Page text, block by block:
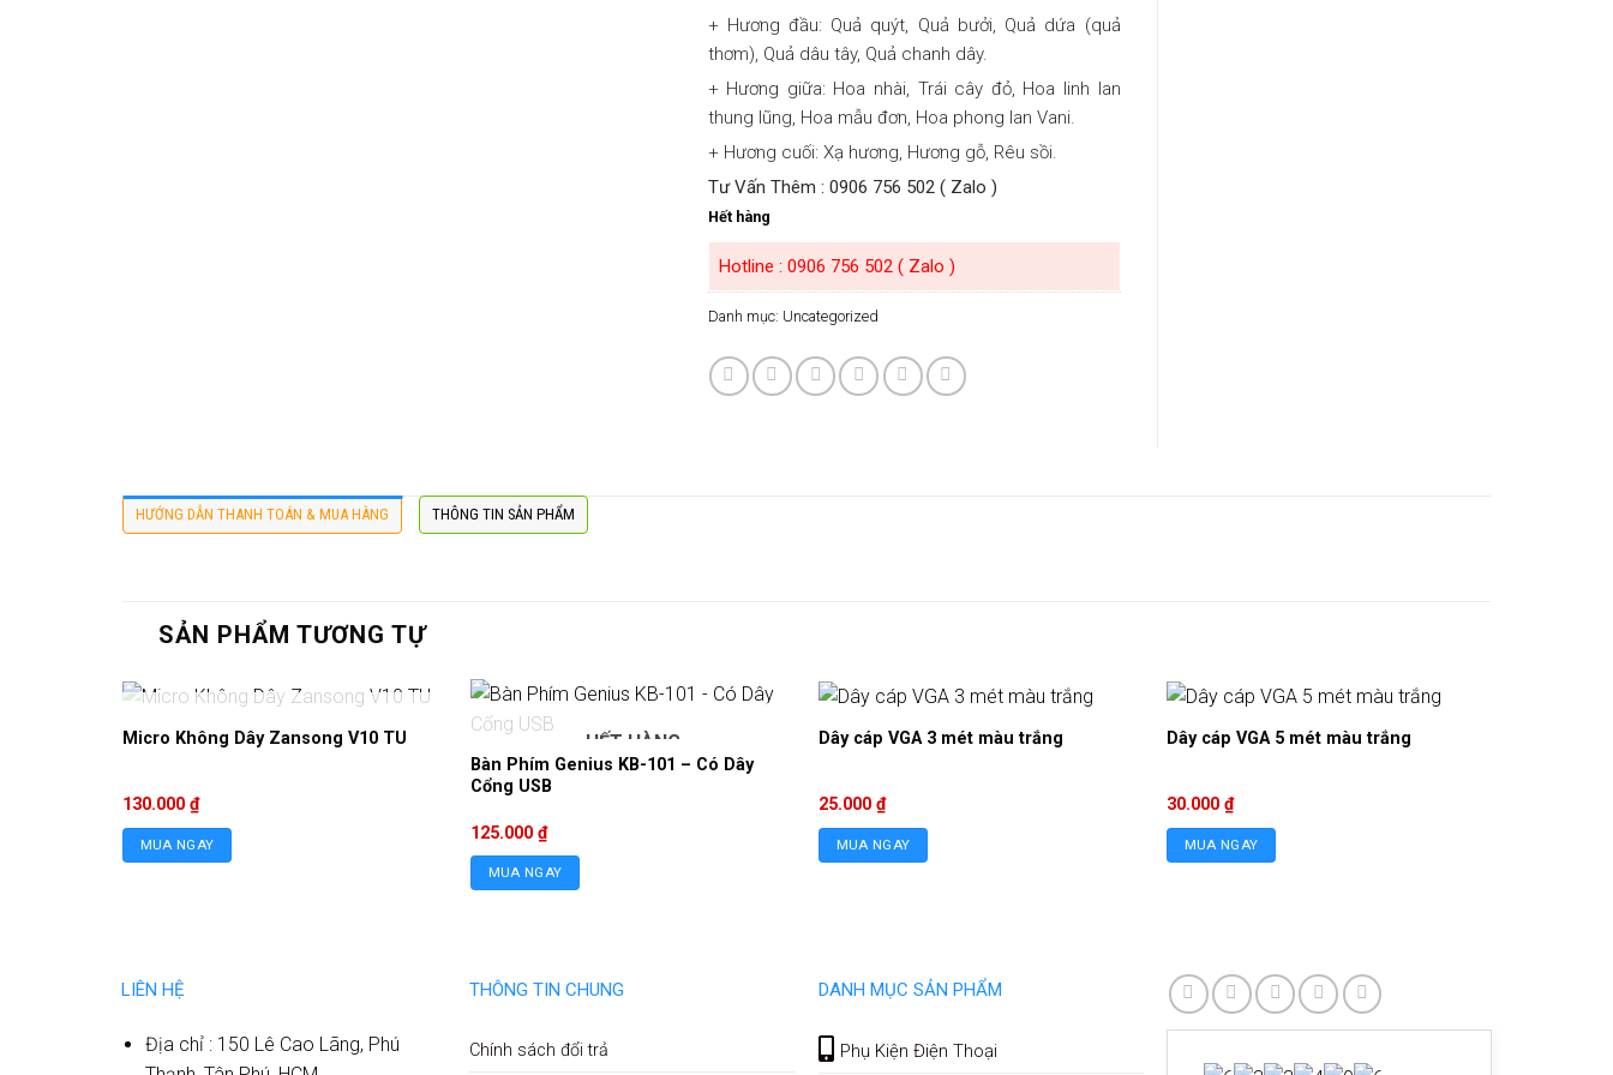
+ Hương đầu: Quả quýt, Quả bưởi, Quả dứa (quả
thơm), Quả dâu tây, Quả chanh dây.
+ Hương giữa: Hoa nhài, Trái cây đỏ, Hoa linh lan
thung lũng, Hoa mẫu đơn, Hoa phong lan Vani.
+ Hương cuối: Xạ hương, Hương gỗ, Rêu sồi.
Tư Vấn Thêm : 0906 756 502 ( Zalo )
Hết hàng
Hotline : 0906 756 502 ( Zalo )
Danh mục: Uncategorized
HƯỚNG DẪN THANH TOÁN & MUA HÀNG THÔNG TIN SẢN PHẨM
SẢN PHẨM TƯƠNG TỰ
HẾT HÀNG
Micro Không Dây Zansong V10 TU
130.000 ₫
MUA NGAY
HẾT HÀNG
Bàn Phím Genius KB-101 – Có Dây
Cổng USB
125.000 ₫
MUA NGAY
Dây cáp VGA 3 mét màu trắng
25.000 ₫
MUA NGAY
Dây cáp VGA 5 mét màu trắng
30.000 ₫
MUA NGAY
LIÊN HỆ
Địa chỉ : 150 Lê Cao Lãng, Phú
THÔNG TIN CHUNG
Chính sách đổi trả
DANH MỤC SẢN PHẨM
Phụ Kiện Điện Thoại